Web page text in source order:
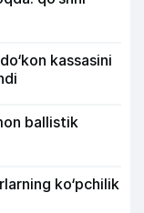
kassasini
ballistik
ko‘pchilik